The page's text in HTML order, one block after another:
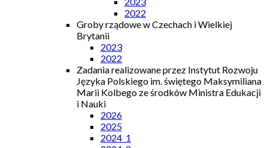
2022
Groby rządowe w Czechach i Wielkiej
Brytanii
2023
2022
Zadania realizowane przez Instytut Rozwoju
Języka Polskiego im. świętego Maksymiliana
Marii Kolbego ze środków Ministra Edukacji
i Nauki
2026
2025
2024_1